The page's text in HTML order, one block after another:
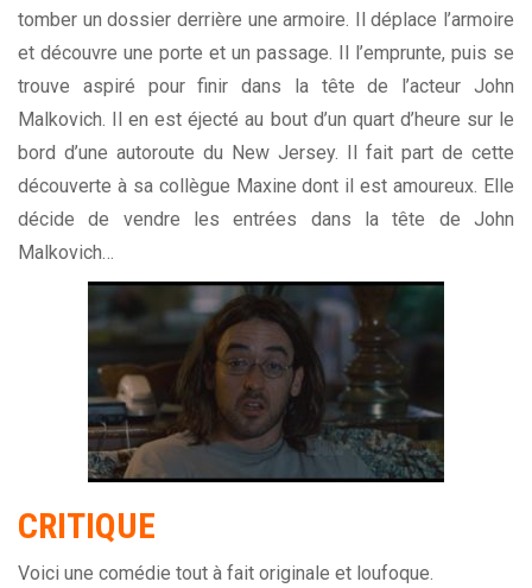
tomber un dossier derrière une armoire. Il déplace l’armoire
et découvre une porte et un passage. Il l’emprunte, puis se
trouve aspiré pour finir dans la tête de l’acteur John
Malkovich. Il en est éjecté au bout d’un quart d’heure sur le
bord d’une autoroute du New Jersey. Il fait part de cette
découverte à sa collègue Maxine dont il est amoureux. Elle
décide de vendre les entrées dans la tête de John
Malkovich…
CRITIQUE
Voici une comédie tout à fait originale et loufoque.